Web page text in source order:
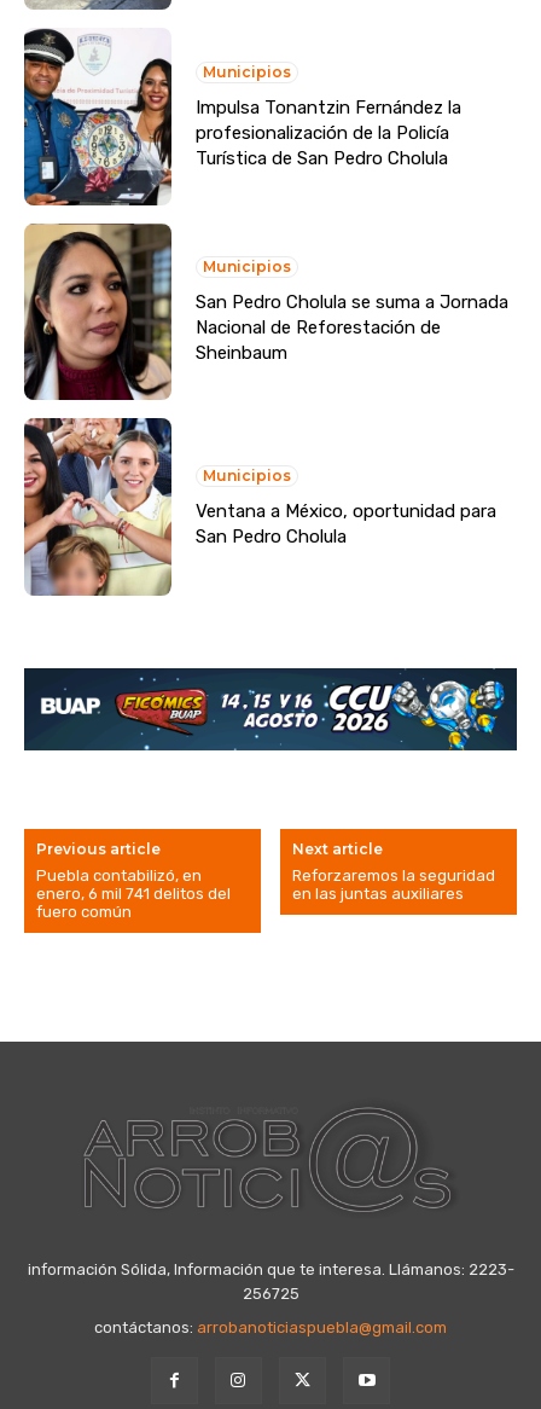
Municipios
Impulsa Tonantzin Fernández la
profesionalización de la Policía
Turística de San Pedro Cholula
Municipios
San Pedro Cholula se suma a Jornada
Nacional de Reforestación de
Sheinbaum
Municipios
Ventana a México, oportunidad para
San Pedro Cholula
Previous article
Puebla contabilizó, en
enero, 6 mil 741 delitos del
fuero común
Next article
Reforzaremos la seguridad
en las juntas auxiliares
información Sólida, Información que te interesa. Llámanos: 2223-
256725
contáctanos: arrobanoticiaspuebla@gmail.com